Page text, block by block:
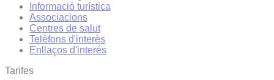
Informació turística
Associacions
Centres de salut
Telèfons d'interès
Enllaços d'interés
Tarifes